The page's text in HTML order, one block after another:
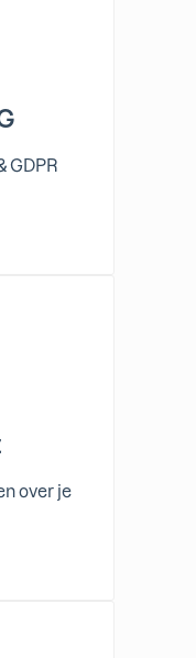
GDPR
over je